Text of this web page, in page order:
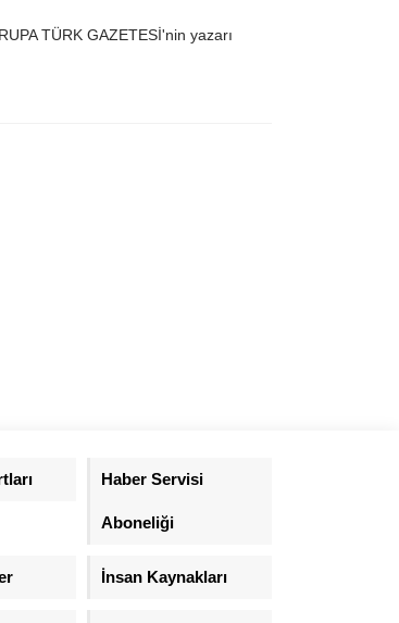
TÜRK GAZETESİ'nin yazarı
Haber Servisi
Aboneliği
İnsan Kaynakları